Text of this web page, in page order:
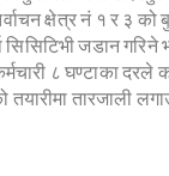
क्षेत्र नं १ र ३ को
जडान गरिने
८ घण्टाका दरले
तारजाली